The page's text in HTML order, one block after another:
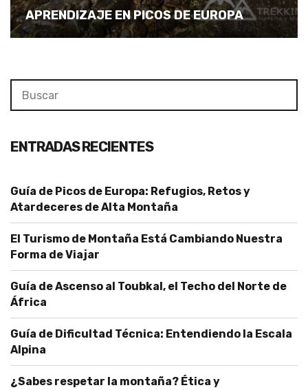
APRENDIZAJE EN PICOS DE EUROPA
for:
ENTRADAS RECIENTES
Guía de Picos de Europa: Refugios, Retos y
Atardeceres de Alta Montaña
El Turismo de Montaña Está Cambiando Nuestra
Forma de Viajar
Guía de Ascenso al Toubkal, el Techo del Norte de
África
Guía de Dificultad Técnica: Entendiendo la Escala
Alpina
¿Sabes respetar la montaña? Ética y